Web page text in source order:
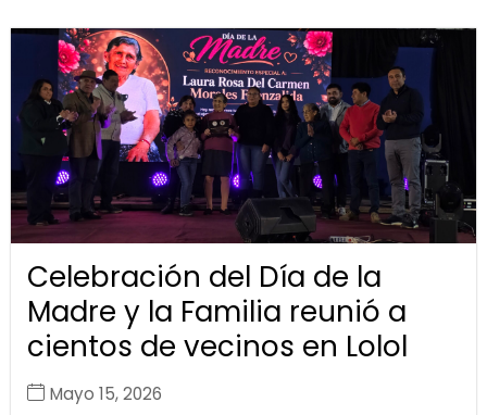
Celebración del Día de la
Madre y la Familia reunió a
cientos de vecinos en Lolol
Mayo 15, 2026